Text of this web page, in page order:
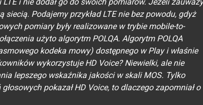
Podajemy przykład LTE nie bez powodu, gdyż
pomiary były realizowane w trybie mobile-to-
użyto algorytm POLQA. Algorytm POLQA
kodeka mowy) dostępnego w Play i właśnie
wykorzystuje HD Voice? Niewielki, ale nie
lepszego wskaźnika jakości w skali MOS. Tylko
pokazał HD Voice, to dlaczego zapomniał o